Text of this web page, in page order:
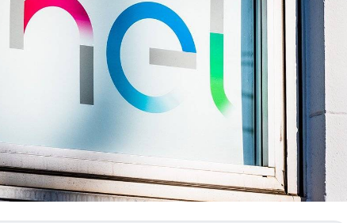
alla
sta guidando il
«La mia vita è rovinata». Investitori
in preda al panico dopo lo scoppio
della bolla AI